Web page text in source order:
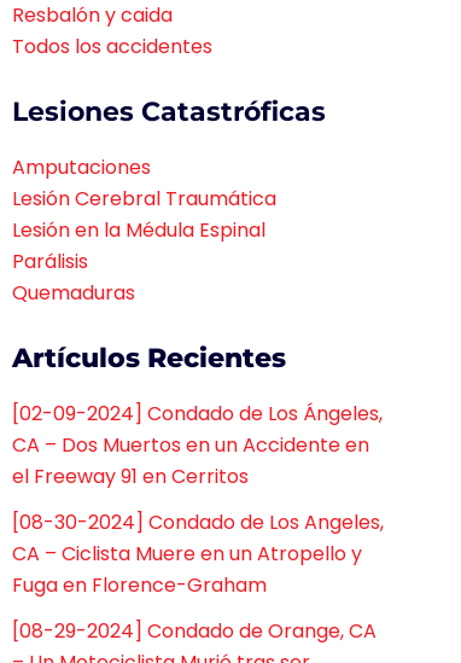
Resbalón y caida
Todos los accidentes
Lesiones Catastróficas
Amputaciones
Lesión Cerebral Traumática
Lesión en la Médula Espinal
Parálisis
Quemaduras
Artículos Recientes
[02-09-2024] Condado de Los Ángeles,
CA – Dos Muertos en un Accidente en
el Freeway 91 en Cerritos
[08-30-2024] Condado de Los Angeles,
CA – Ciclista Muere en un Atropello y
Fuga en Florence-Graham
[08-29-2024] Condado de Orange, CA